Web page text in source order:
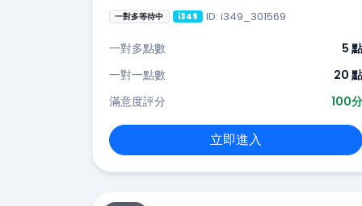
一對多等待中 i349 ID: i349_301569
一對多點數
5 點
一對一點數
20 點
滿意度評分
100分
立即進入